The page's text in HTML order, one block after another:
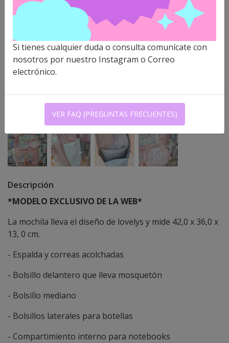
Descripción
*MODELO EXCLUSIVO DE LA WEB*
La mochila lleva el diseño de lovelys y mide 42,0 x 36,0 x
13, 0 cm.
- Espalda y correas acolchadas
- Bolsillo delantero que lleva mosquetón
- Bolsillo mediano
- Bolsillos laterales para botellas
- Compartimiento interno para notebooks
Si tienes cualquier duda o consulta comunícate con
nosotros por nuestro Instagram o Correo
electrónico.
VER FAQ (PREGUNTAS FRECUENTES)